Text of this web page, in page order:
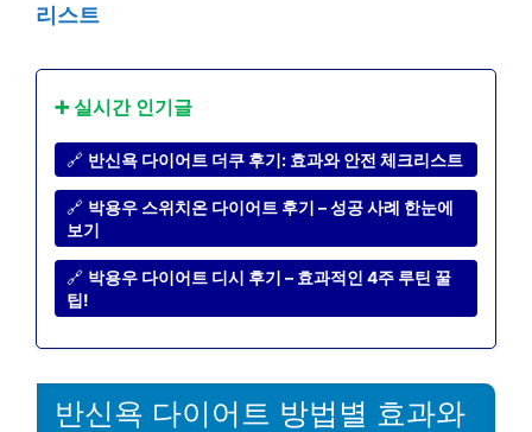
리스트
➕ 실시간 인기글
🔗 반신욕 다이어트 더쿠 후기: 효과와 안전 체크리스트
🔗 박용우 스위치온 다이어트 후기 – 성공 사례 한눈에
보기
🔗 박용우 다이어트 디시 후기 – 효과적인 4주 루틴 꿀
팁!
반신욕 다이어트 방법별 효과와